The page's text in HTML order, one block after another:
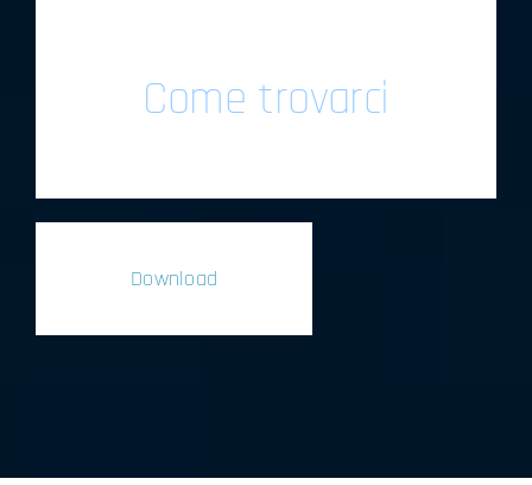
Come trovarci
Download